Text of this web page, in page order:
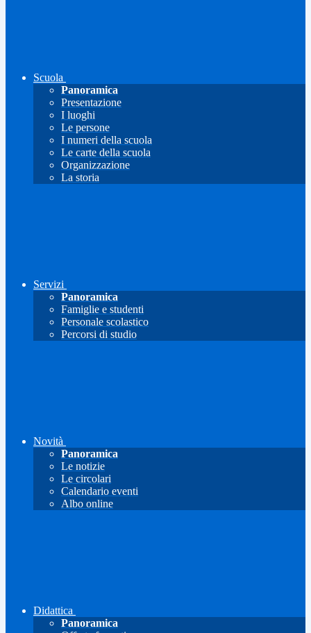
Scuola
Panoramica
Presentazione
I luoghi
Le persone
I numeri della scuola
Le carte della scuola
Organizzazione
La storia
Servizi
Panoramica
Famiglie e studenti
Personale scolastico
Percorsi di studio
Novità
Panoramica
Le notizie
Le circolari
Calendario eventi
Albo online
Didattica
Panoramica